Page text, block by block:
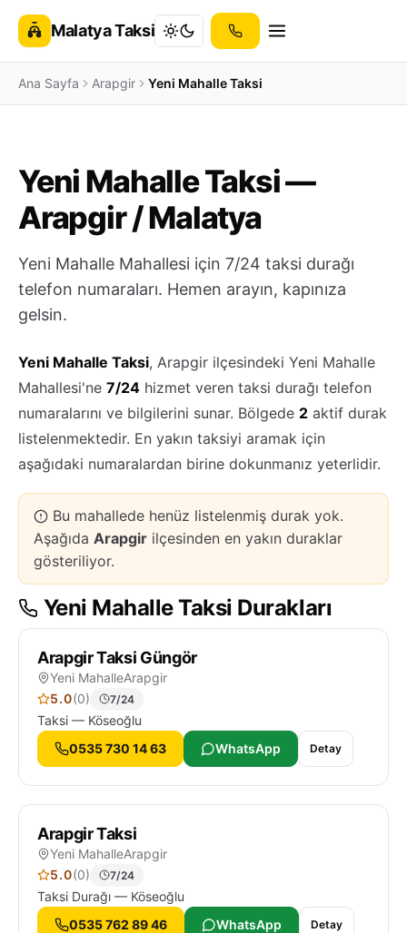
Malatya Taksi
Ana Sayfa Arapgir Yeni Mahalle Taksi
Yeni Mahalle Taksi —
Arapgir / Malatya
Yeni Mahalle Mahallesi için 7/24 taksi durağı
telefon numaraları. Hemen arayın, kapınıza
gelsin.
Yeni Mahalle Taksi, Arapgir ilçesindeki Yeni Mahalle
Mahallesi'ne 7/24 hizmet veren taksi durağı telefon
numaralarını ve bilgilerini sunar. Bölgede 2 aktif durak
listelenmektedir. En yakın taksiyi aramak için
aşağıdaki numaralardan birine dokunmanız yeterlidir.
Bu mahallede henüz listelenmiş durak yok.
Aşağıda Arapgir ilçesinden en yakın duraklar
gösteriliyor.
Yeni Mahalle Taksi Durakları
Arapgir Taksi Güngör
Yeni MahalleArapgir
5.0(0) 7/24
Taksi — Köseoğlu
0535 730 14 63
WhatsApp Detay
Arapgir Taksi
Yeni MahalleArapgir
5.0(0) 7/24
Taksi Durağı — Köseoğlu
0535 762 89 46
WhatsApp Detay